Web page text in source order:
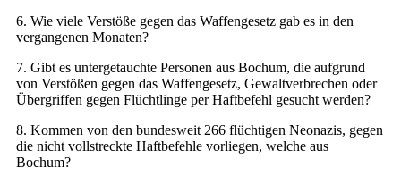
6. Wie viele Verstöße gegen das Waffengesetz gab es in den
vergangenen Monaten?
7. Gibt es untergetauchte Personen aus Bochum, die aufgrund
von Verstößen gegen das Waffengesetz, Gewaltverbrechen oder
Übergriffen gegen Flüchtlinge per Haftbefehl gesucht werden?
8. Kommen von den bundesweit 266 flüchtigen Neonazis, gegen
die nicht vollstreckte Haftbefehle vorliegen, welche aus
Bochum?